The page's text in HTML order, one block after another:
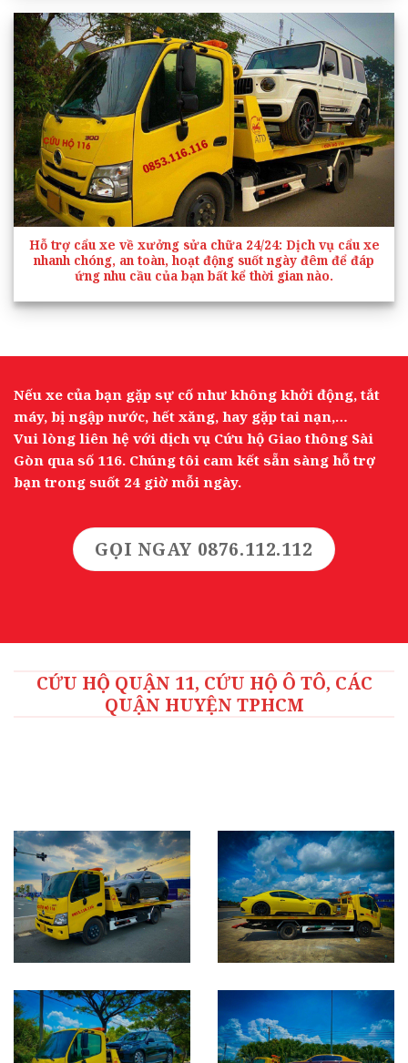
Hỗ trợ cẩu xe về xưởng sửa chữa 24/24: Dịch vụ cẩu xe
nhanh chóng, an toàn, hoạt động suốt ngày đêm để đáp
ứng nhu cầu của bạn bất kể thời gian nào.
Nếu xe của bạn gặp sự cố như không khởi động, tắt
máy, bị ngập nước, hết xăng, hay gặp tai nạn,…
Vui lòng liên hệ với dịch vụ Cứu hộ Giao thông Sài
Gòn qua số 116. Chúng tôi cam kết sẵn sàng hỗ trợ
bạn trong suốt 24 giờ mỗi ngày.
GỌI NGAY 0876.112.112
CỨU HỘ QUẬN 11, CỨU HỘ Ô TÔ, CÁC
QUẬN HUYỆN TPHCM